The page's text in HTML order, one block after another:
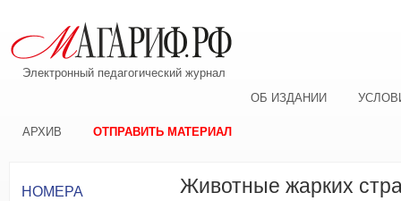
Электронный педагогический журнал
ОБ ИЗДАНИИ
АРХИВ ОТПРАВИТЬ МАТЕРИАЛ
Животные жарких
НОМЕРА